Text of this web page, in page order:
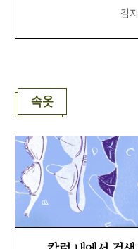
김
속옷